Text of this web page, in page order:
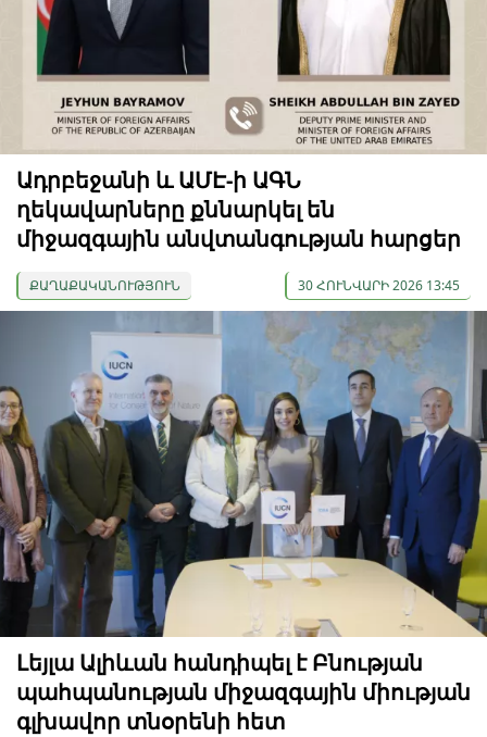
Ադրբեջանի և ԱՄԷ-ի ԱԳՆ
ղեկավարները քննարկել են
միջազգային անվտանգության հարցեր
ՔԱՂԱՔԱԿԱՆՈՒԹՅՈՒՆ 30 ՀՈՒՆՎԱՐԻ 2026 13:45
Լեյլա Ալիևան հանդիպել է Բնության
պահպանության միջազգային միության
գլխավոր տնօրենի հետ